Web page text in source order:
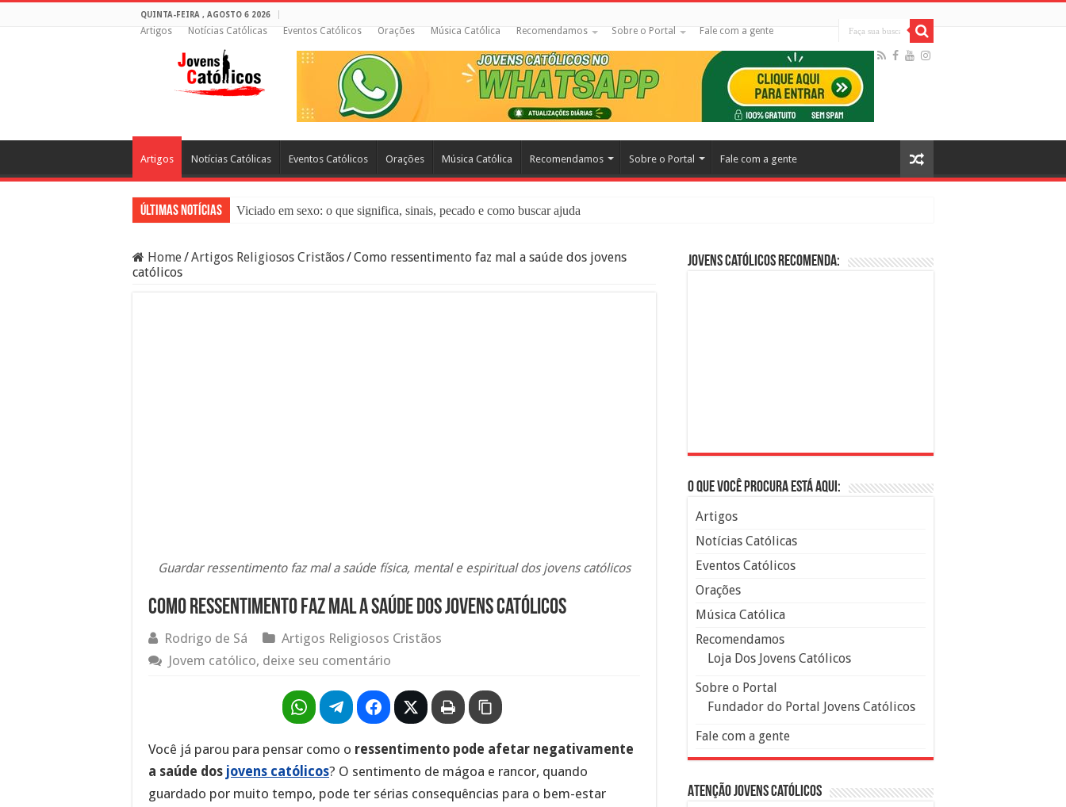
QUINTA-FEIRA , AGOSTO 6 2026
Artigos Notícias Católicas Eventos Católicos Orações Música Católica Recomendamos Sobre o Portal Fale com a gente
Artigos Notícias Católicas Eventos Católicos Orações Música Católica Recomendamos Sobre o Portal Fale com a gente
Últimas Notícias
Viciado em sexo: o que significa, sinais, pecado e como buscar ajuda
Filme Sagrado Coração – Seu Reino Não Terá Fim: O Documentário Que Vai Tocar os Católicos no Cinema
Home/Artigos Religiosos Cristãos/Como ressentimento faz mal a saúde dos jovens
católicos
Guardar ressentimento faz mal a saúde física, mental e espiritual dos jovens católicos
Como ressentimento faz mal a saúde dos jovens católicos
Rodrigo de Sá
Artigos Religiosos Cristãos
Jovem católico, deixe seu comentário
Você já parou para pensar como o ressentimento pode afetar negativamente
a saúde dos jovens católicos? O sentimento de mágoa e rancor, quando
guardado por muito tempo, pode ter sérias consequências para o bem-estar
Jovens Católicos Recomenda:
O que você procura está aqui:
Artigos
Notícias Católicas
Eventos Católicos
Orações
Música Católica
Recomendamos
Loja Dos Jovens Católicos
Sobre o Portal
Fundador do Portal Jovens Católicos
Fale com a gente
Atenção Jovens Católicos